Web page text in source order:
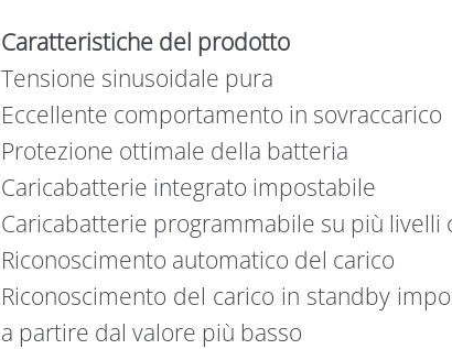
Caratteristiche del prodotto
Tensione sinusoidale pura
Eccellente comportamento in sovraccarico
Protezione ottimale della batteria
Caricabatterie integrato impostabile
Caricabatterie programmabile su più livelli
Riconoscimento automatico del carico
Riconoscimento del carico in standby
a partire dal valore più basso